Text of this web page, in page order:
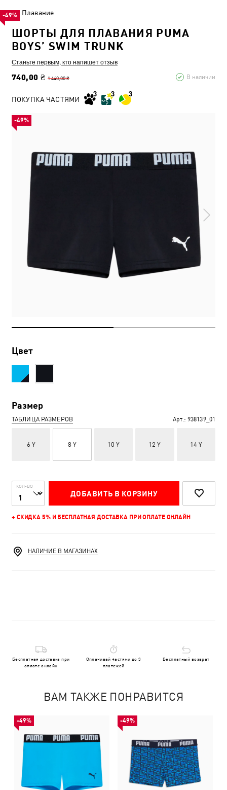
Плавание
ШОРТЫ ДЛЯ ПЛАВАНИЯ PUMA
BOYS’‎ SWIM TRUNK
Станьте первым, кто напишет отзыв
740,00 ₴ 1 440,00 ₴ В наличии
-49%
ПОКУПКА ЧАСТЯМИ
Цвет
Размер
ТАБЛИЦА РАЗМЕРОВ Арт.: 938139_01
6 Y 8 Y 10 Y 12 Y 14 Y
КОЛ-ВО
ДОБАВИТЬ В КОРЗИНУ
+ СКИДКА 5% И БЕСПЛАТНАЯ ДОСТАВКА ПРИ ОПЛАТЕ ОНЛАЙН
-49%
НАЛИЧИЕ В МАГАЗИНАХ
Бесплатная доставка при
оплате онлайн
Оплачивай частями до 3
платежей
Бесплатный возврат
ВАМ ТАКЖЕ ПОНРАВИТСЯ
-49% -49%